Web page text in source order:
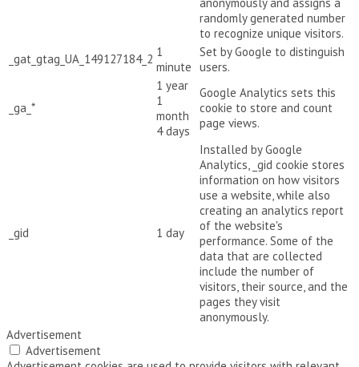
randomly generated number
to recognize unique visitors.
_gat_gtag_UA_149127184_2 1
minute
Set by Google to distinguish
users.
_ga_*
1 year
1
month
4 days
Google Analytics sets this
cookie to store and count
page views.
_gid 1 day
Installed by Google
Analytics, _gid cookie stores
information on how visitors
use a website, while also
creating an analytics report
of the website's
performance. Some of the
data that are collected
include the number of
visitors, their source, and the
pages they visit
anonymously.
Advertisement
Advertisement